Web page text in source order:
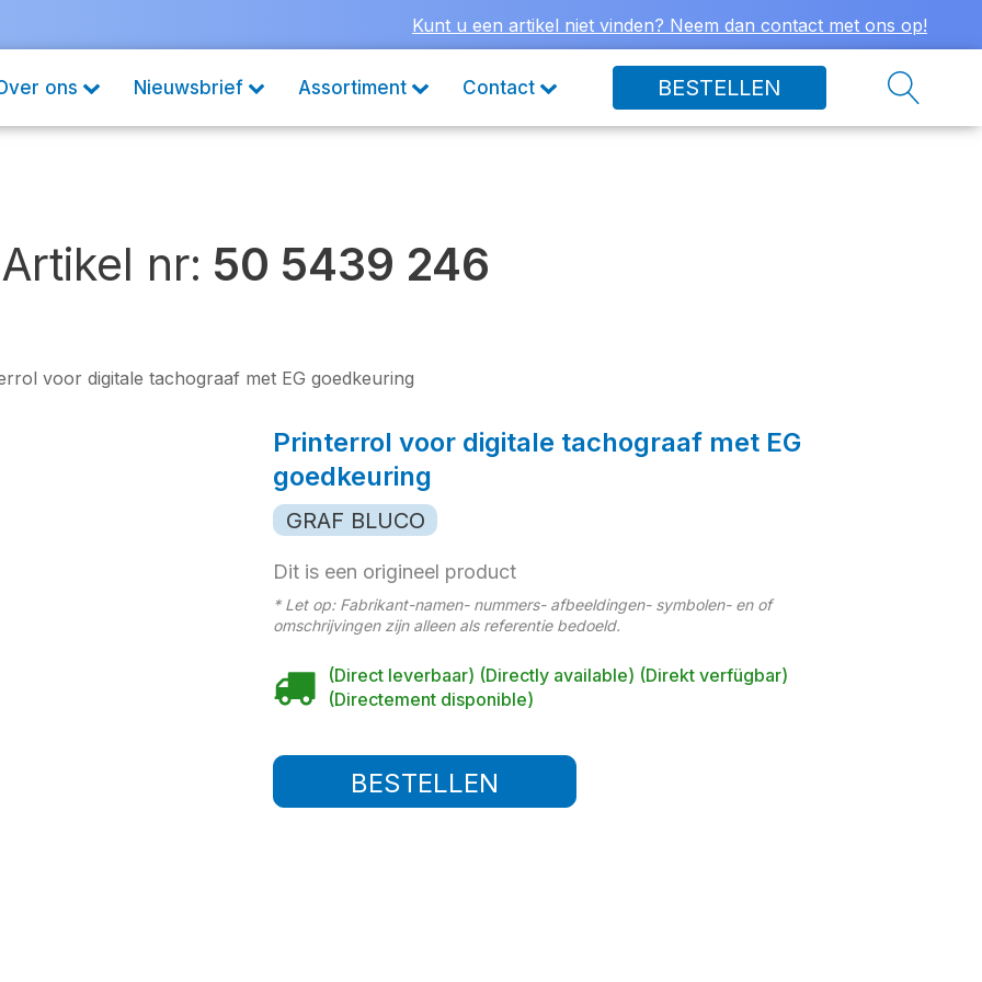
Kunt u een artikel niet vinden? Neem dan contact met ons op!
ons Nieuwsbrief Assortiment Contact BESTELLEN
Artikel nr: 50 5439 246
voor digitale tachograaf met EG goedkeuring
Printerrol voor digitale tachograaf met EG
goedkeuring
GRAF BLUCO
Dit is een origineel product
* Let op: Fabrikant-namen- nummers- afbeeldingen- symbolen- en of
omschrijvingen zijn alleen als referentie bedoeld.
(Direct leverbaar) (Directly available) (Direkt verfügbar)
(Directement disponible)
BESTELLEN